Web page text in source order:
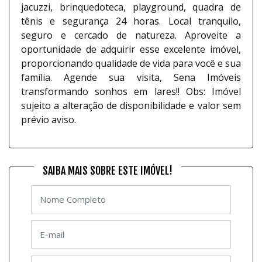
jacuzzi, brinquedoteca, playground, quadra de
tênis e segurança 24 horas. Local tranquilo,
seguro e cercado de natureza. Aproveite a
oportunidade de adquirir esse excelente imóvel,
proporcionando qualidade de vida para você e sua
família. Agende sua visita, Sena Imóveis
transformando sonhos em lares!! Obs: Imóvel
sujeito a alteração de disponibilidade e valor sem
prévio aviso.
SAIBA MAIS SOBRE ESTE IMÓVEL!